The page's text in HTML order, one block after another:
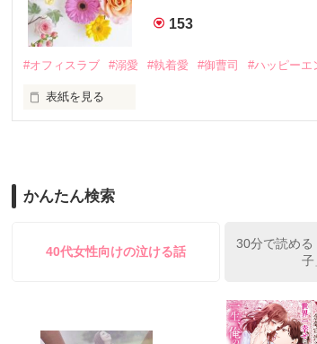
夏木美桜(なつきみお)
✕
鳴海哲平 (なるみてっぺい)
止まっていたはずの二人の時間が、再び動き出す
作
153
#オフィスラブ #溺愛 #執着愛 #御曹司 #ハッピーエ
表紙を見る
雪瀬鷹哉（29）が『──俺と結婚してくれないか
鷹哉『宜しくな、俺の雛子』🦅
シゴデキで冷徹な上司が見せる素顔は、なぜか
かんたん検索
40代女性向けの泣ける話
30分で読める
子